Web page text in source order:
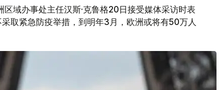
域办事处主任汉斯·克鲁格20日接受媒体采访时表
取紧急防疫举措，到明年3月，欧洲或将有50万人